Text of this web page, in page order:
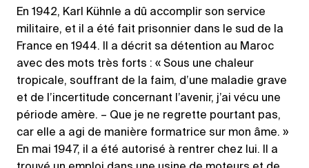
En 1942, Karl Kühnle a dû accomplir son service
militaire, et il a été fait prisonnier dans le sud de la
France en 1944. Il a décrit sa détention au Maroc
avec des mots très forts : « Sous une chaleur
tropicale, souffrant de la faim, d’une maladie grave
et de l’incertitude concernant l’avenir, j’ai vécu une
période amère. – Que je ne regrette pourtant pas,
car elle a agi de manière formatrice sur mon âme. »
En mai 1947, il a été autorisé à rentrer chez lui. Il a